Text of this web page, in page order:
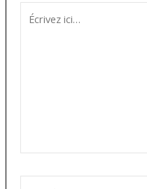
Écrivez
ici…